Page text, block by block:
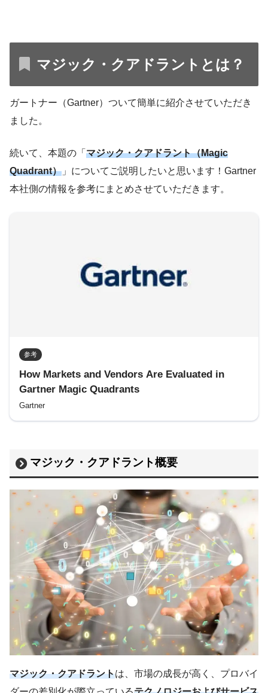
マジック・クアドラントとは？
ガートナー（Gartner）ついて簡単に紹介させていただき
ました。
続いて、本題の「 マジック・クアドラント（Magic
Quadrant） 」についてご説明したいと思います！Gartner
本社側の情報を参考にまとめさせていただきます。
参考
How Markets and Vendors Are Evaluated in
Gartner Magic Quadrants
Gartner
マジック・クアドラント概要
マジック・クアドラントは、市場の成長が高く、プロバイ